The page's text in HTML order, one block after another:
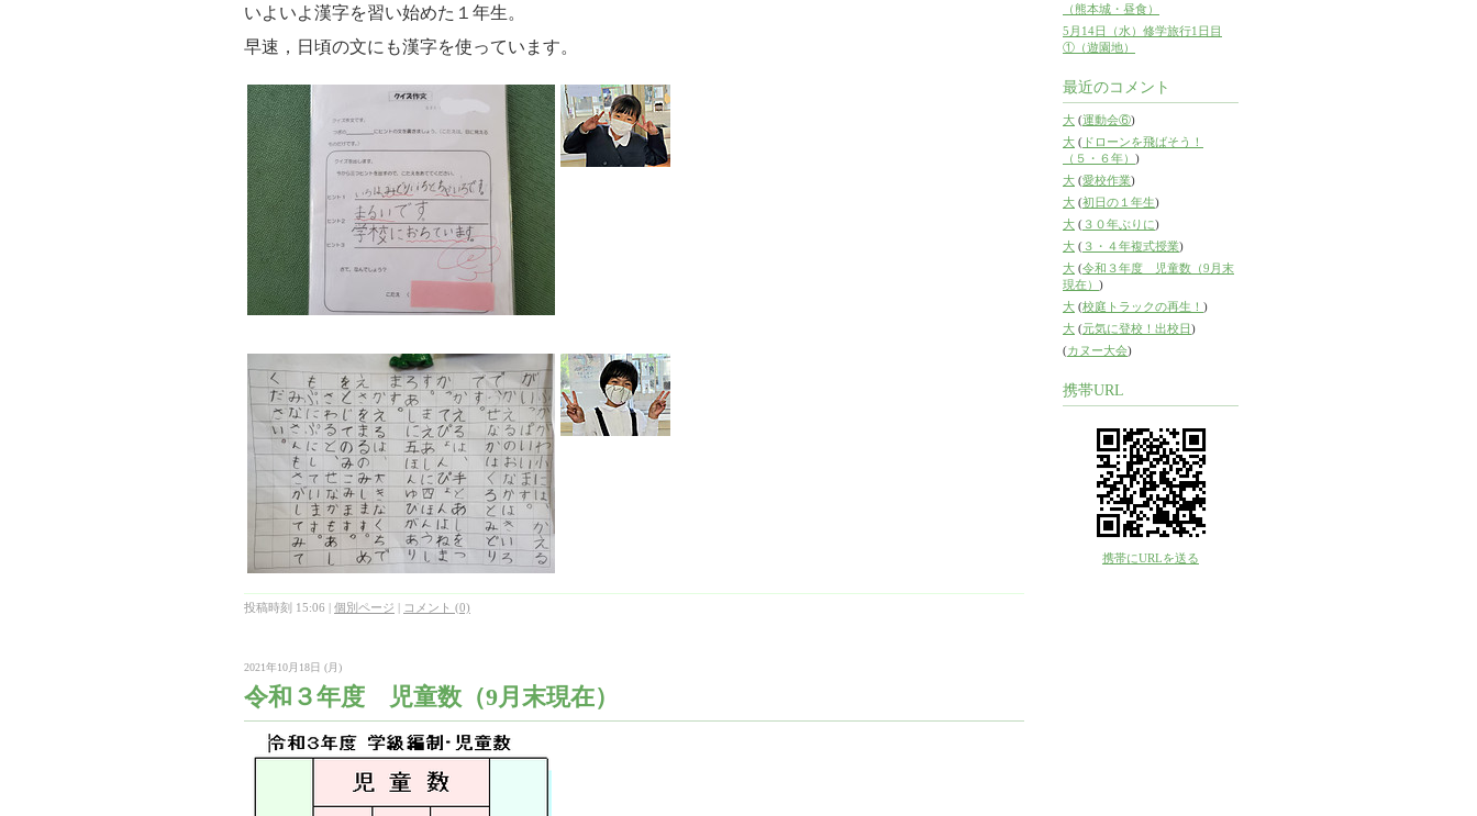
いよいよ漢字を習い始めた１年生。
早速，日頃の文にも漢字を使っています。
投稿時刻 15:06 | 個別ページ | コメント (0)
2021年10月18日 (月)
令和３年度 児童数（9月末現在）
（熊本城・昼食）
5月14日（水）修学旅行1日目
①（遊園地）
最近のコメント
大 (運動会⑥)
大 ( ドローンを飛ばそう！
（５・６年） )
大 (愛校作業)
大 (初日の１年生)
大 ( ３０年ぶりに)
大 ( ３・４年複式授業)
大 (令和３年度 児童数（9月末
現在） )
大 (校庭トラックの再生！ )
大 (元気に登校！出校日)
(カヌー大会)
携帯URL
携帯にURLを送る